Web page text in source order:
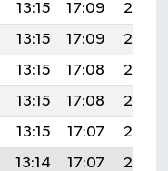
13:15 17:09
20:27
13:15 17:09
20:26
13:15 17:08
20:25
13:15 17:08
20:24
13:15 17:07
20:23
13:14 17:07
20:22